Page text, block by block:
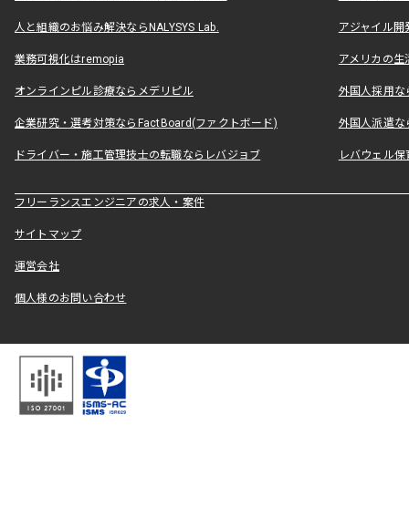
人と組織のお悩み解決ならNALYSYS Lab. アジャイル
業務可視化はremopia アメリカの
オンラインピル診療ならメデリピル 外国人採用
企業研究・選考対策ならFactBoard(ファクトボード) 外国人派遣な
ドライバー・施工管理技士の転職ならレバジョブ レバウェル
フリーランスエンジニアの求人・案件
サイトマップ
運営会社
個人様のお問い合わせ